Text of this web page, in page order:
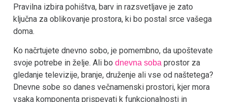
Pravilna izbira pohištva, barv in razsvetljave je zato
ključna za oblikovanje prostora, ki bo postal srce vašega
doma.
Ko načrtujete dnevno sobo, je pomembno, da upoštevate
svoje potrebe in želje. Ali bo dnevna soba prostor za
gledanje televizije, branje, druženje ali vse od naštetega?
Dnevne sobe so danes večnamenski prostori, kjer mora
vsaka komponenta prispevati k funkcionalnosti in